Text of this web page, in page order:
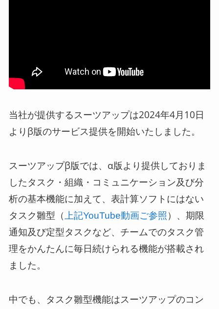
当社が提供するスーツアップは2024年4月10日
よりβ版のサービス提供を開始いたしました。
スーツアップβ版では、α版より提供しておりま
したタスク・組織・コミュニケーション及び分
析の基本機能に加えて、表計算ソフトにはない
タスク雛型（上記YouTube動画ご参照 ）、期限
通知及び定型タスクなど、チームでのタスク管
理をかんたんに毎日続けられる機能が搭載され
ました。
中でも、タスク雛型機能はスーツアップのコン